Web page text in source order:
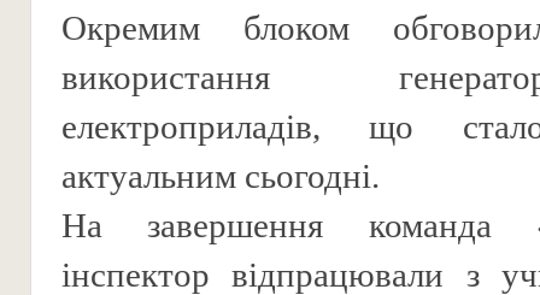
Окремим блоком
використання
електроприладів, що
актуальним сьогодні.
На завершення команда
інспектор відпрацювали з